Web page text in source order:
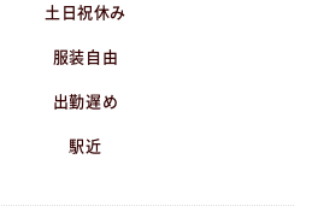
土日祝休み
服装自由
出勤遅め
駅近